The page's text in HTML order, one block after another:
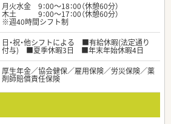
月火水金 9：00～18：00（休憩60分）
木土 9：00～17：00（休憩60分）
※週40時間シフト制
日・祝・他シフトによる ■有給休暇(法定通り
付与) ■夏季休暇3日 ■年末年始休暇4日
厚生年金／協会健保／雇用保険／労災保険／薬
剤師賠償責任保険